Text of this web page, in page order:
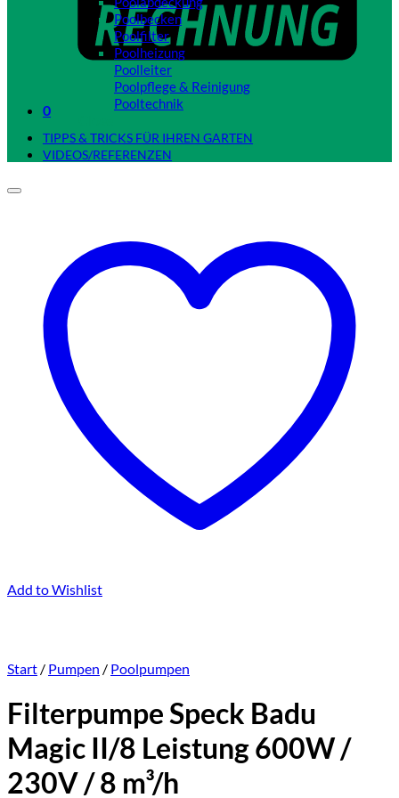
0
Poolbecken
Poolfilter
Poolheizung
Poolleiter
Poolpflege & Reinigung
Pooltechnik
TIPPS & TRICKS FÜR IHREN GARTEN
VIDEOS/REFERENZEN
Add to Wishlist
Start / Pumpen / Poolpumpen
Filterpumpe Speck Badu
Magic II/8 Leistung 600W /
230V / 8 m³/h